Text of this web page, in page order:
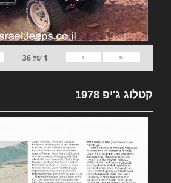
«
‹
1 של36
קטלוג ג'יפ 1978